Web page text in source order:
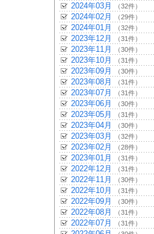
2024年03月 （32件）
2024年02月 （29件）
2024年01月 （32件）
2023年12月 （31件）
2023年11月 （30件）
2023年10月 （31件）
2023年09月 （30件）
2023年08月 （31件）
2023年07月 （31件）
2023年06月 （30件）
2023年05月 （31件）
2023年04月 （30件）
2023年03月 （32件）
2023年02月 （28件）
2023年01月 （31件）
2022年12月 （31件）
2022年11月 （30件）
2022年10月 （31件）
2022年09月 （30件）
2022年08月 （31件）
2022年07月 （31件）